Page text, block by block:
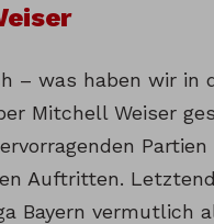
– was haben wir in
Mitchell Weiser
Partien
Auftritten.
Bayern vermutlich